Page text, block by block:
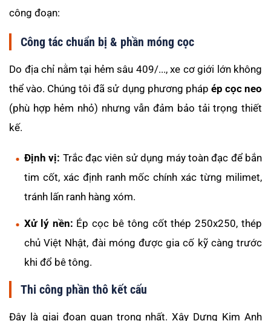
công đoạn:
Công tác chuẩn bị & phần móng cọc
Do địa chỉ nằm tại hẻm sâu 409/..., xe cơ giới lớn không
thể vào. Chúng tôi đã sử dụng phương pháp ép cọc neo
(phù hợp hẻm nhỏ) nhưng vẫn đảm bảo tải trọng thiết
kế.
Định vị: Trắc đạc viên sử dụng máy toàn đạc để bắn
tim cốt, xác định ranh mốc chính xác từng milimet,
tránh lấn ranh hàng xóm.
Xử lý nền: Ép cọc bê tông cốt thép 250x250, thép
chủ Việt Nhật, đài móng được gia cố kỹ càng trước
khi đổ bê tông.
Thi công phần thô kết cấu
Đây là giai đoạn quan trọng nhất. Xây Dựng Kim Anh